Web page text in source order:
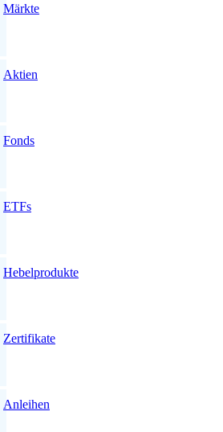
Märkte
Aktien
Fonds
ETFs
Hebelprodukte
Zertifikate
Anleihen